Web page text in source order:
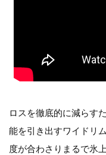
ロスを徹底的に減らす
能を引き出すワイドリ
度が合わさりまるで氷